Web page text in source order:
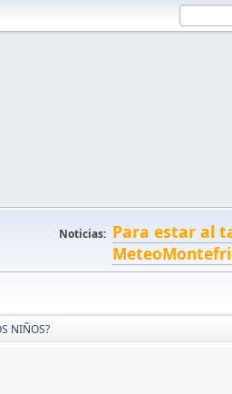
Noticias: Para estar al
NIÑOS?